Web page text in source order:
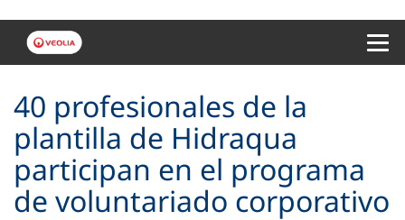
40 profesionales de la
plantilla de Hidraqua
participan en el programa
de voluntariado corporativo